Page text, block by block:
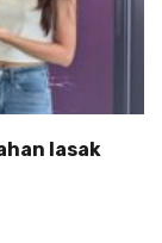
lasak